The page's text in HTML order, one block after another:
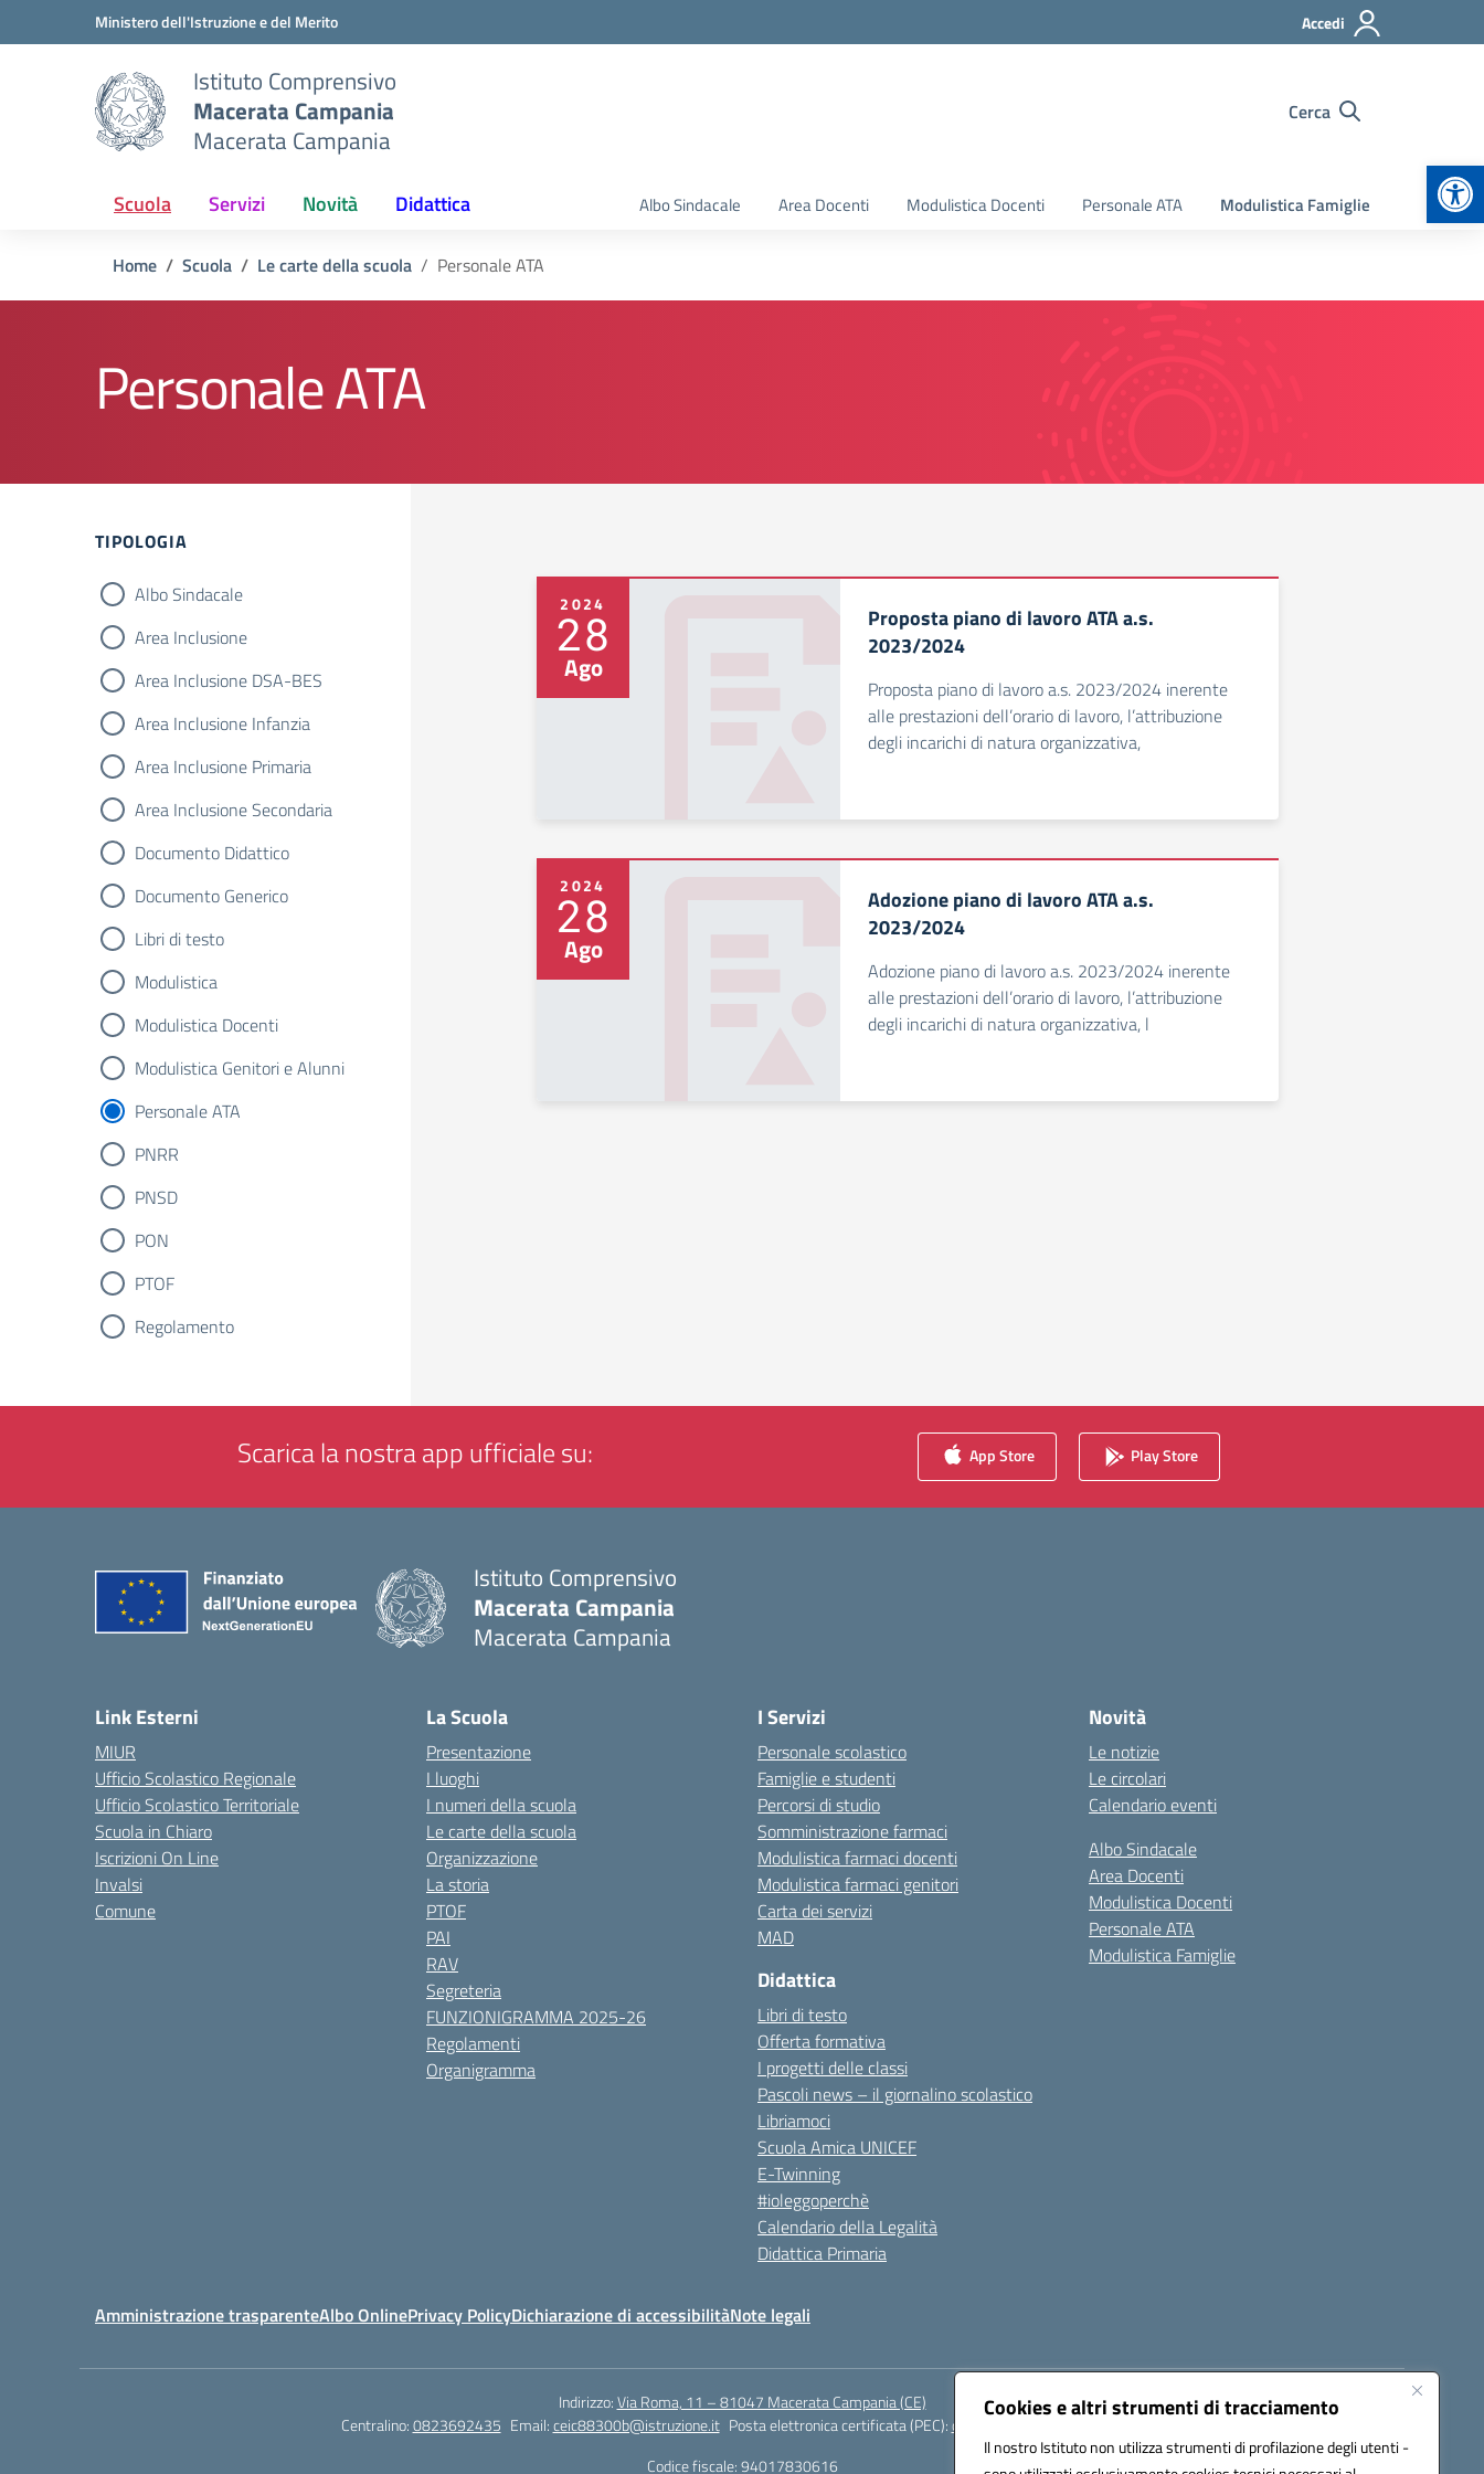
Cookies e altri strumenti di tracciamento
Il nostro Istituto non utilizza strumenti di profilazione degli utenti -
Vai ai contenuti
Vai al menu di navigazioneMinistero dell'Istruzione e del Merito Accedi
Istituto Comprensivo
Macerata Campania
Macerata Campania
Cerca
Scuola Servizi Novità Didattica Albo Sindacale Area Docenti Modulistica Docenti Personale ATA Modulistica Famiglie
Home Scuola Le carte della scuola Personale ATA
Personale ATA
Filtri
TIPOLOGIA
Albo Sindacale
Area Inclusione
Area Inclusione DSA-BES
Area Inclusione Infanzia
Area Inclusione Primaria
Area Inclusione Secondaria
Documento Didattico
Documento Generico
Libri di testo
Modulistica
Modulistica Docenti
Modulistica Genitori e Alunni
Personale ATA
PNRR
PNSD
PON
PTOF
Regolamento
2024
28
Ago
Proposta piano di lavoro ATA a.s.
2023/2024
Proposta piano di lavoro a.s. 2023/2024 inerente
alle prestazioni dell’orario di lavoro, l’attribuzione
degli incarichi di natura organizzativa,
2024
28
Ago
Adozione piano di lavoro ATA a.s.
2023/2024
Adozione piano di lavoro a.s. 2023/2024 inerente
alle prestazioni dell’orario di lavoro, l’attribuzione
degli incarichi di natura organizzativa, l
Scarica la nostra app ufficiale su: App Store Play Store
Istituto Comprensivo
Macerata Campania
Macerata Campania
Link Esterni
MIUR
Ufficio Scolastico Regionale
Ufficio Scolastico Territoriale
Scuola in Chiaro
Iscrizioni On Line
Invalsi
Comune
La Scuola
Presentazione
I luoghi
I numeri della scuola
Le carte della scuola
Organizzazione
La storia
PTOF
PAI
RAV
Segreteria
FUNZIONIGRAMMA 2025-26
Regolamenti
Organigramma
I Servizi
Personale scolastico
Famiglie e studenti
Percorsi di studio
Somministrazione farmaci
Modulistica farmaci docenti
Modulistica farmaci genitori
Carta dei servizi
MAD
Didattica
Libri di testo
Offerta formativa
I progetti delle classi
Pascoli news – il giornalino scolastico
Libriamoci
Scuola Amica UNICEF
E-Twinning
#ioleggoperchè
Calendario della Legalità
Didattica Primaria
Novità
Le notizie
Le circolari
Calendario eventi
Albo Sindacale
Area Docenti
Modulistica Docenti
Personale ATA
Modulistica Famiglie
Amministrazione trasparenteAlbo OnlinePrivacy PolicyDichiarazione di accessibilitàNote legali
Indirizzo:Via Roma, 11 – 81047 Macerata Campania (CE)
Centralino:0823692435 Email:ceic88300b@istruzione.it Posta elettronica certificata (PEC):ceic88300b@pec.istruzione.it
Codice fiscale: 94017830616